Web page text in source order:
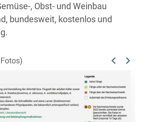
, Obst- und Weinbau
bundesweit, kostenlos und
Previous
Next